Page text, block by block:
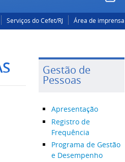
Serviços do Cefet/RJ Área de imprensa
Gestão de
Pessoas
Apresentação
Registro de
Frequência
Programa de Gestão
e Desempenho